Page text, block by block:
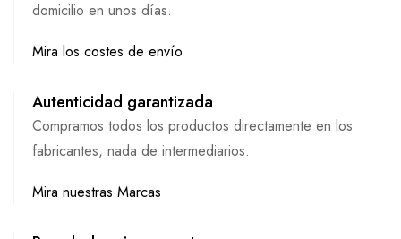
domicilio en unos días.
Mira los costes de envío
Autenticidad garantizada
Compramos todos los productos directamente en los
fabricantes, nada de intermediarios.
Mira nuestras Marcas